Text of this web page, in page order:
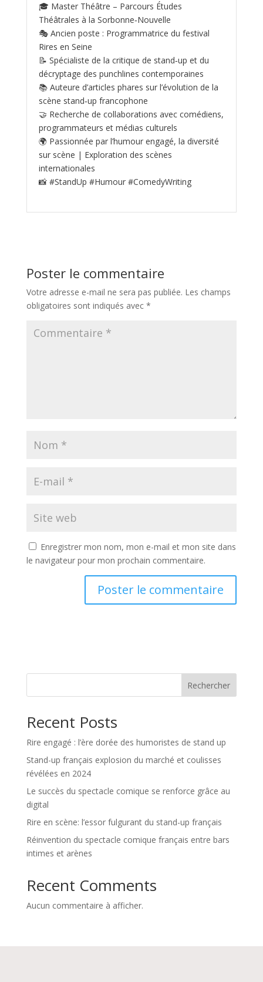
🎓 Master Théâtre – Parcours Études
Théâtrales à la Sorbonne‑Nouvelle
🎭 Ancien poste : Programmatrice du festival
Rires en Seine
📝 Spécialiste de la critique de stand‑up et du
décryptage des punchlines contemporaines
📚 Auteure d’articles phares sur l’évolution de la
scène stand‑up francophone
🤝 Recherche de collaborations avec comédiens,
programmateurs et médias culturels
🌍 Passionnée par l’humour engagé, la diversité
sur scène | Exploration des scènes
internationales
📸 #StandUp #Humour #ComedyWriting
Poster le commentaire
Votre adresse e-mail ne sera pas publiée. Les champs
obligatoires sont indiqués avec *
Enregistrer mon nom, mon e-mail et mon site dans
le navigateur pour mon prochain commentaire.
Rechercher
Recent Posts
Rire engagé : l’ère dorée des humoristes de stand up
Stand-up français explosion du marché et coulisses
révélées en 2024
Le succès du spectacle comique se renforce grâce au
digital
Rire en scène: l’essor fulgurant du stand-up français
Réinvention du spectacle comique français entre bars
intimes et arènes
Recent Comments
Aucun commentaire à afficher.